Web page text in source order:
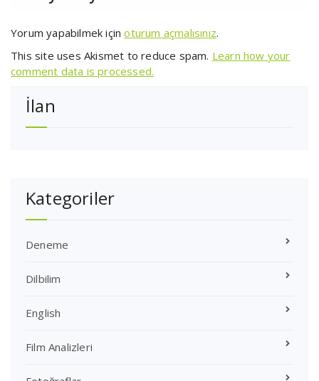
Yorum yapabilmek içinoturum açmalısınız.
This site uses Akismet to reduce spam. Learn how your
comment data is processed.
İlan
Kategoriler
Deneme
Dilbilim
English
Film Analizleri